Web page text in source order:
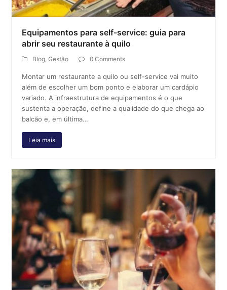
Equipamentos para self-service: guia para
abrir seu restaurante à quilo
Blog ,Gestão 0 Comments
Montar um restaurante a quilo ou self-service vai muito
além de escolher um bom ponto e elaborar um cardápio
variado. A infraestrutura de equipamentos é o que
sustenta a operação, define a qualidade do que chega ao
balcão e, em última…
Leia mais